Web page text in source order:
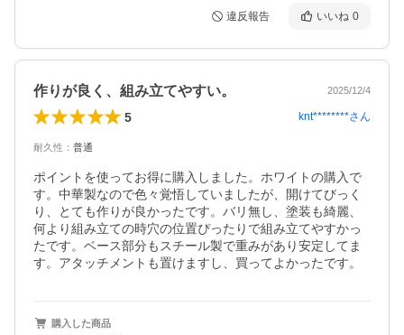
違反報告 いいね 0
作りが良く、組み立てやすい。 2025/12/4
5 knt********さん
耐久性 ： 普通
ポイントを使ってお得に購入しました。ホワイトの購入で
す。中華製なので色々覚悟していましたが、開けてびっく
り、とても作りが良かったです。バリ無し、塗装も綺麗、
何より組み立ての時穴の位置ぴったりで組み立てやすかっ
たです。ベース部分もスチール製で重みがあり安定してま
す。アタッチメントも置けますし、買ってよかったです。
購入した商品